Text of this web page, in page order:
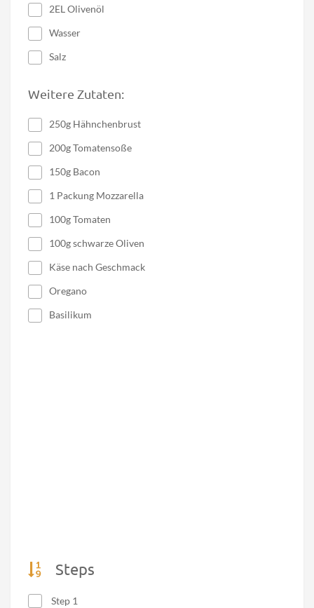
2EL Olivenöl
Wasser
Salz
Weitere Zutaten:
250g Hähnchenbrust
200g Tomatensoße
150g Bacon
1 Packung Mozzarella
100g Tomaten
100g schwarze Oliven
Käse nach Geschmack
Oregano
Basilikum
Steps
Step 1